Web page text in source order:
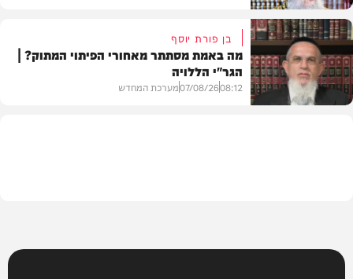
וידאו
בן פורת יוסף
מה באמת מסתתר מאחורי הפיתוי המתוק? |
הגר"י הללויה
08:12
07/08/26מערכת המחדש